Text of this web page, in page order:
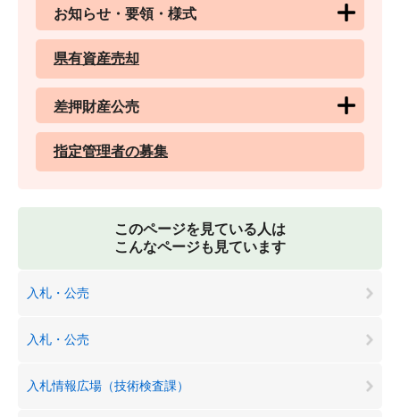
お知らせ・要領・様式
県有資産売却
差押財産公売
指定管理者の募集
このページを見ている人は
こんなページも見ています
入札・公売
入札・公売
入札情報広場（技術検査課）